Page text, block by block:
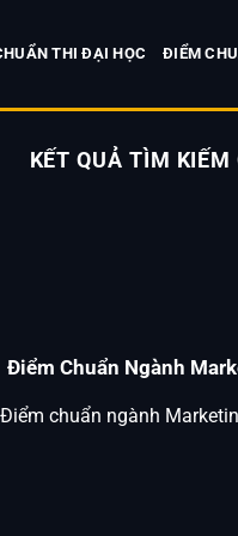
THI ĐẠI HỌC ĐIỂM
KẾT QUẢ TÌM KIẾM
Điểm Chuẩn Ngành
Điểm chuẩn ngành